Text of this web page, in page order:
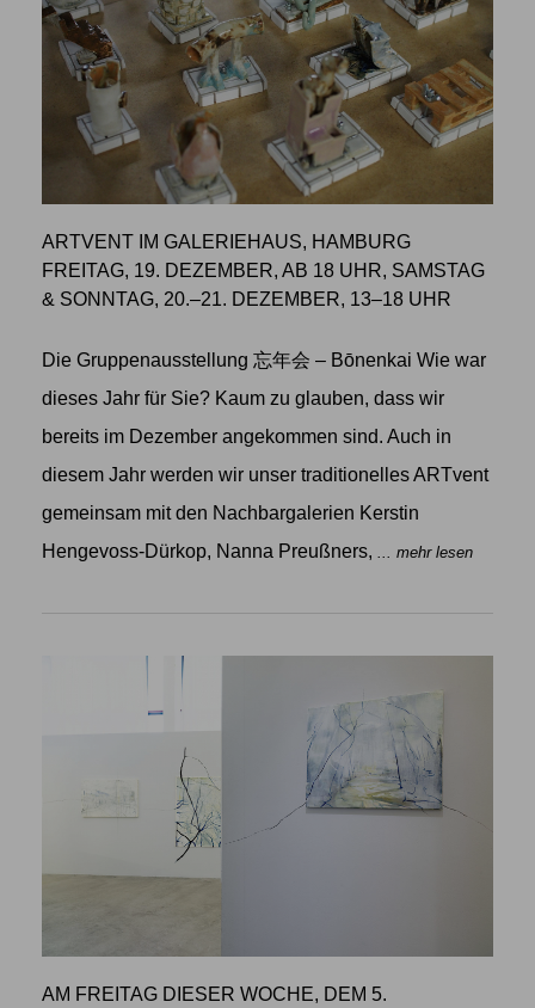
ARTVENT IM GALERIEHAUS, HAMBURG
FREITAG, 19. DEZEMBER, AB 18 UHR, SAMSTAG
& SONNTAG, 20.–21. DEZEMBER, 13–18 UHR
Die Gruppenausstellung 忘年会 – Bōnenkai Wie war
dieses Jahr für Sie? Kaum zu glauben, dass wir
bereits im Dezember angekommen sind. Auch in
diesem Jahr werden wir unser traditionelles ARTvent
gemeinsam mit den Nachbargalerien Kerstin
Hengevoss-Dürkop, Nanna Preußners,
... mehr lesen
AM FREITAG DIESER WOCHE, DEM 5.